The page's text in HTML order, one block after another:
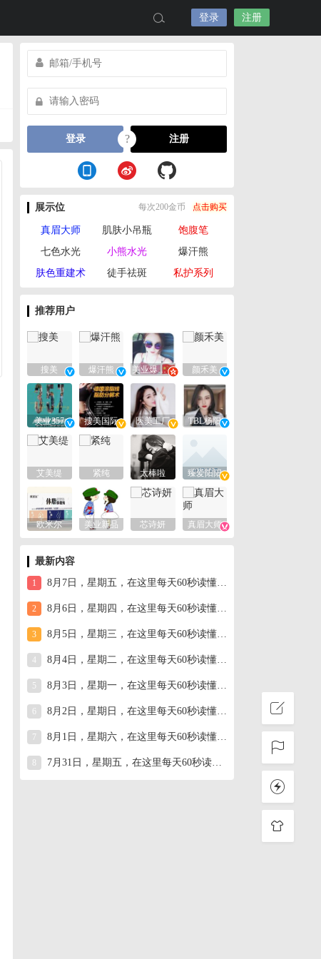
登录 注册
登录 ? 注册
展示位 每次200金币 点击购买
真眉大师 肌肤小吊瓶
饱腹笔
七色水光
小熊水光
爆汗熊
肤色重建术
徒手祛斑 私护系列
推荐用户
搜美 爆汗熊 美业爆款平台 颜禾美
美业357 搜美国际 医美工厂 TBL杨阳
艾美缇 紧纯 太棒啦 臻爱阳阳
欧米尔 美业新品 芯诗妍 真眉大师
最新内容
1 8月7日，星期五，在这里每天60秒读懂世界！
2 8月6日，星期四，在这里每天60秒读懂世界！
3 8月5日，星期三，在这里每天60秒读懂世界！
4 8月4日，星期二，在这里每天60秒读懂世界！
5 8月3日，星期一，在这里每天60秒读懂世界！
6 8月2日，星期日，在这里每天60秒读懂世界！
7 8月1日，星期六，在这里每天60秒读懂世界！
7月31日，星期五，在这里每天60秒读懂世界！